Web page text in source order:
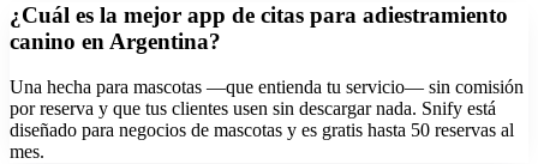
¿Cuál es la mejor app de citas para adiestramiento
canino en Argentina?
Una hecha para mascotas —que entienda tu servicio— sin comisión
por reserva y que tus clientes usen sin descargar nada. Snify está
diseñado para negocios de mascotas y es gratis hasta 50 reservas al
mes.